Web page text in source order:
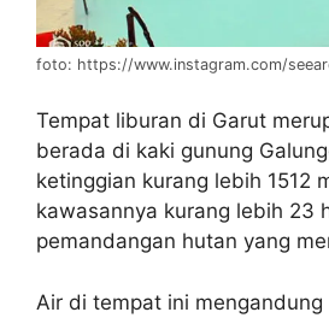
foto: https://www.instagram.com/
Tempat liburan di Garut
berada di kaki gunung
ketinggian kurang lebih 1512
kawasannya kurang lebih 23
pemandangan hutan yang
Air di tempat ini